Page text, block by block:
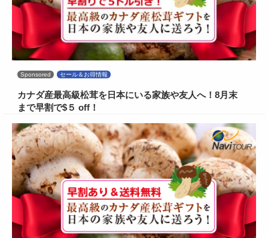
Sponsored セール＆お得情報
カナダ産最高級松茸を日本にいる家族や友人へ！8月末
まで早割で$５ off！